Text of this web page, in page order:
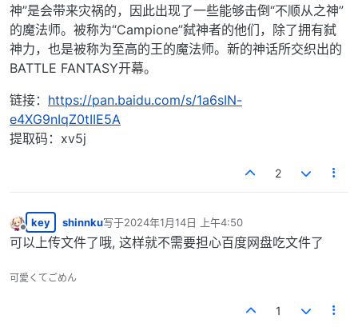
神”是会带来灾祸的，因此出现了一些能够击倒“不顺从之神”
的魔法师。被称为“Campione”弑神者的他们，除了拥有弑
神力，也是被称为至高的王的魔法师。新的神话所交织出的
BATTLE FANTASY开幕。
链接： https://pan.baidu.com/s/1a6sIN-
e4XG9nIqZ0tIIE5A
提取码：xv5j
2
离线
key shinnku写于2024年1月14日 上午4:50
最后由 编辑
可以上传文件了哦, 这样就不需要担心百度网盘吃文件了
可愛くてごめん
1